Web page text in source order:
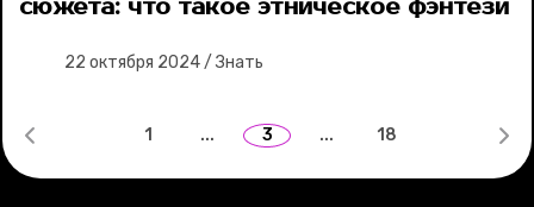
сюжета: что такое этническое фэнтези
22 октября 2024/ Знать
1 ... 3 ... 18